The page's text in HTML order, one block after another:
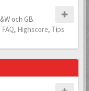
och GB.
FAQ, Highscore, Tips